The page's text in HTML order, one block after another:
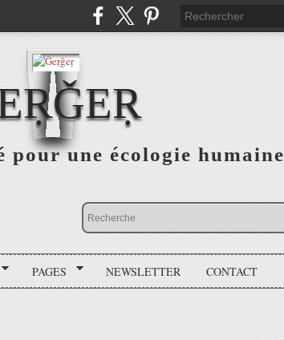
pour une écologie humaine
PAGES NEWSLETTER CONTACT